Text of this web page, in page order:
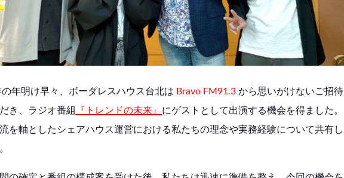
年明け早々、ボーダレスハウス台北は Bravo FM91.3から思いがけないご招待
き、ラジオ番組
『トレンドの未来』 にゲストとして出演する機会を得ました。
を軸としたシェアハウス運営における私たちの理念や実務経験について共有し